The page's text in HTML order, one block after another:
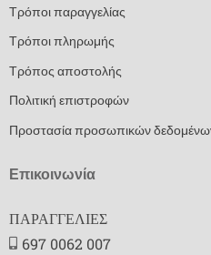
Τρόποι παραγγελίας
Τρόποι πληρωμής
Τρόπος αποστολής
Πολιτική επιστροφών
Προστασία προσωπικών
Επικοινωνία
ΠΑΡΑΓΓΕΛΙΕΣ
697 0062 007